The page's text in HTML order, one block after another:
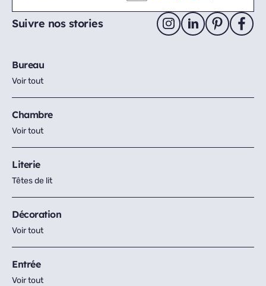
Suivre nos stories
Bureau
Voir tout
Chambre
Voir tout
Literie
Têtes de lit
Décoration
Voir tout
Entrée
Voir tout